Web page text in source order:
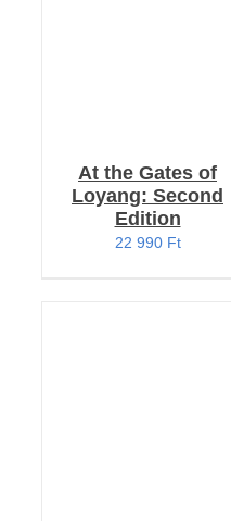
At the Gates of
Loyang: Second
Edition
22 990 Ft